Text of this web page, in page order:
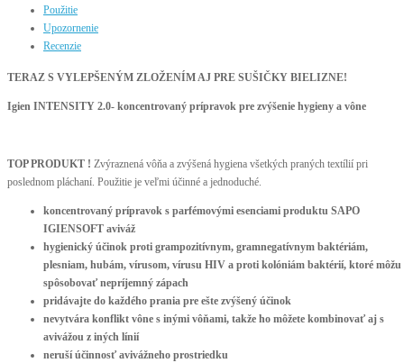
Použitie
Upozornenie
Recenzie
TERAZ S VYLEPŠENÝM ZLOŽENÍM AJ PRE SUŠIČKY BIELIZNE!
Igien INTENSITY 2.0- koncentrovaný prípravok pre zvýšenie hygieny a vône
TOP PRODUKT ! Zvýraznená vôňa a zvýšená hygiena všetkých praných textílií pri
poslednom pláchaní. Použitie je veľmi účinné a jednoduché.
koncentrovaný prípravok s parfémovými esenciami produktu SAPO
IGIENSOFT aviváž
hygienický účinok proti grampozitívnym, gramnegatívnym baktériám,
plesniam, hubám, vírusom, vírusu HIV a proti kolóniám baktérií, ktoré môžu
spôsobovať nepríjemný zápach
pridávajte do každého prania pre ešte zvýšený účinok
nevytvára konflikt vône s inými vôňami, takže ho môžete kombinovať aj s
avivážou z iných línií
neruší účinnosť avivážneho prostriedku